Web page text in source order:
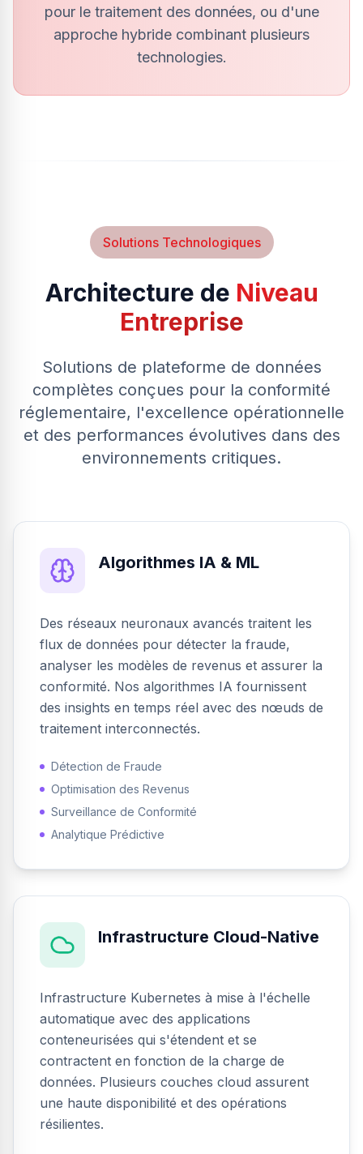
pour le traitement des données, ou d'une
approche hybride combinant plusieurs
technologies.
Solutions Technologiques
Architecture de Niveau
Entreprise
Solutions de plateforme de données
complètes conçues pour la conformité
réglementaire, l'excellence opérationnelle
et des performances évolutives dans des
environnements critiques.
Algorithmes IA & ML
Des réseaux neuronaux avancés traitent les
flux de données pour détecter la fraude,
analyser les modèles de revenus et assurer la
conformité. Nos algorithmes IA fournissent
des insights en temps réel avec des nœuds de
traitement interconnectés.
Détection de Fraude
Optimisation des Revenus
Surveillance de Conformité
Analytique Prédictive
Infrastructure Cloud-Native
Infrastructure Kubernetes à mise à l'échelle
automatique avec des applications
conteneurisées qui s'étendent et se
contractent en fonction de la charge de
données. Plusieurs couches cloud assurent
une haute disponibilité et des opérations
résilientes.